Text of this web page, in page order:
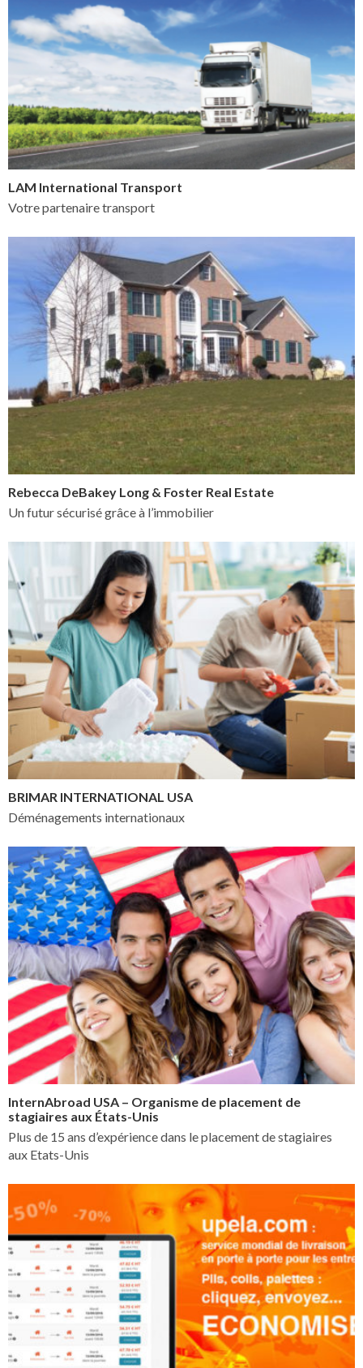
LAM International Transport
Votre partenaire transport
Rebecca DeBakey Long & Foster Real Estate
Un futur sécurisé grâce à l’immobilier
BRIMAR INTERNATIONAL USA
Déménagements internationaux
InternAbroad USA – Organisme de placement de
stagiaires aux États-Unis
Plus de 15 ans d’expérience dans le placement de stagiaires
aux Etats-Unis